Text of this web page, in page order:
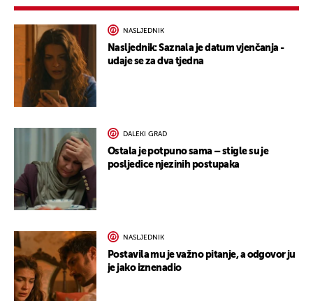
NASLJEDNIK
Nasljednik: Saznala je datum vjenčanja -
udaje se za dva tjedna
DALEKI GRAD
Ostala je potpuno sama – stigle su je
posljedice njezinih postupaka
NASLJEDNIK
Postavila mu je važno pitanje, a odgovor ju
je jako iznenadio